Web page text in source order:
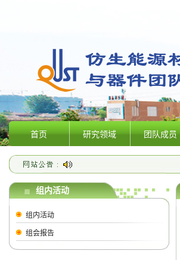
首页 研究领域 团队成员
组内活动
组内活动
组会报告